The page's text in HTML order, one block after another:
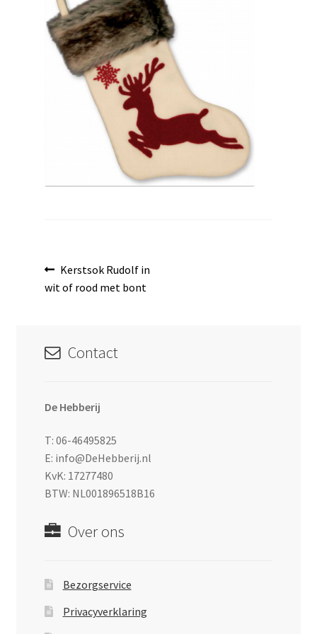
Bericht
navigatie
Vorig
bericht:
Kerstsok Rudolf in
wit of rood met bont
Contact
De Hebberij
T: 06-46495825
E: info@DeHebberij.nl
KvK: 17277480
BTW: NL001896518B16
Over ons
Bezorgservice
Privacyverklaring